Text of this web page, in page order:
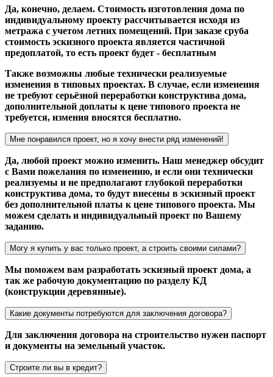
Да, конечно, делаем. Стоимость изготовления дома по
индивидуальному проекту рассчитывается исходя из
метража с учетом летних помещений. При заказе сруба
стоимость эскизного проекта является частичной
предоплатой, то есть проект будет - бесплатным
Также возможны любые технически реализуемые
изменения в типовых проектах. В случае, если изменения
не требуют серьёзной переработки конструктива дома,
дополнительной доплаты к цене типового проекта не
требуется, измения вносятся бесплатно.
Мне понравился проект, но я хочу внести ряд изменений!
Да, любой проект можно изменить. Наш менеджер обсудит
с Вами пожелания по изменению, и если они технически
реализуемы и не предполагают глубокой переработки
конструктива дома, то будут внесены в эскизный проект
без дополнительной платы к цене типового проекта. Мы
можем сделать и индивидуальный проект по Вашему
заданию.
Могу я купить у вас только проект, а строить своими силами?
Мы поможем вам разработать эскизный проект дома, а
так же рабочую документацию по разделу КД
(конструкции деревянные).
Какие документы потребуются для заключения договора?
Для заключения договора на строительство нужен паспорт
и документы на земельный участок.
Строите ли вы в кредит?